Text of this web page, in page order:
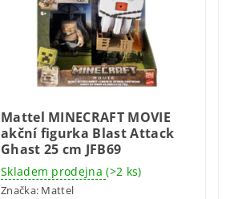
Mattel MINECRAFT MOVIE
akční figurka Blast Attack
Ghast 25 cm JFB69
Skladem prodejna(>2 ks)
Značka: Mattel